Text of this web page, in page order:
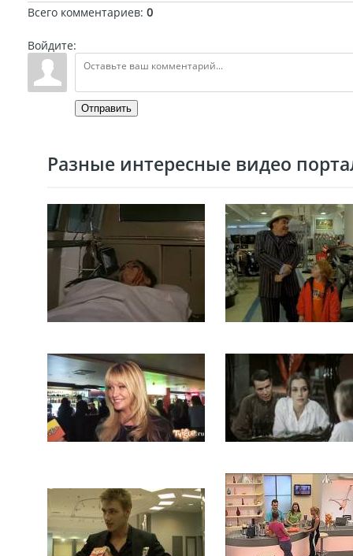
Всего комментариев: 0
Войдите:
Отправить
Разные интересные видео